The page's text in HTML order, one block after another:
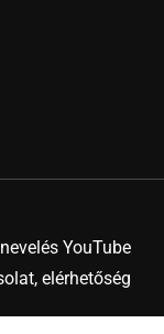
YouTube
elérhetőség